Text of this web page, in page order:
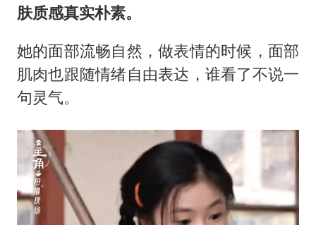
肤质感真实朴素。
她的面部流畅自然，做表情的时候，面部
肌肉也跟随情绪自由表达，谁看了不说一
句灵气。